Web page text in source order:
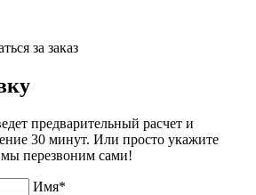
за заказ
предварительный расчет и
30 минут. Или просто укажите
перезвоним сами!
Имя*